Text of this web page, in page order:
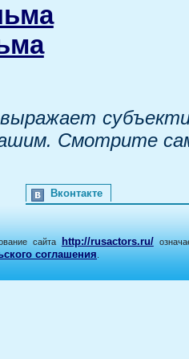
Смотрите
Вконтакте
сайта http://rusactors.ru/
соглашения